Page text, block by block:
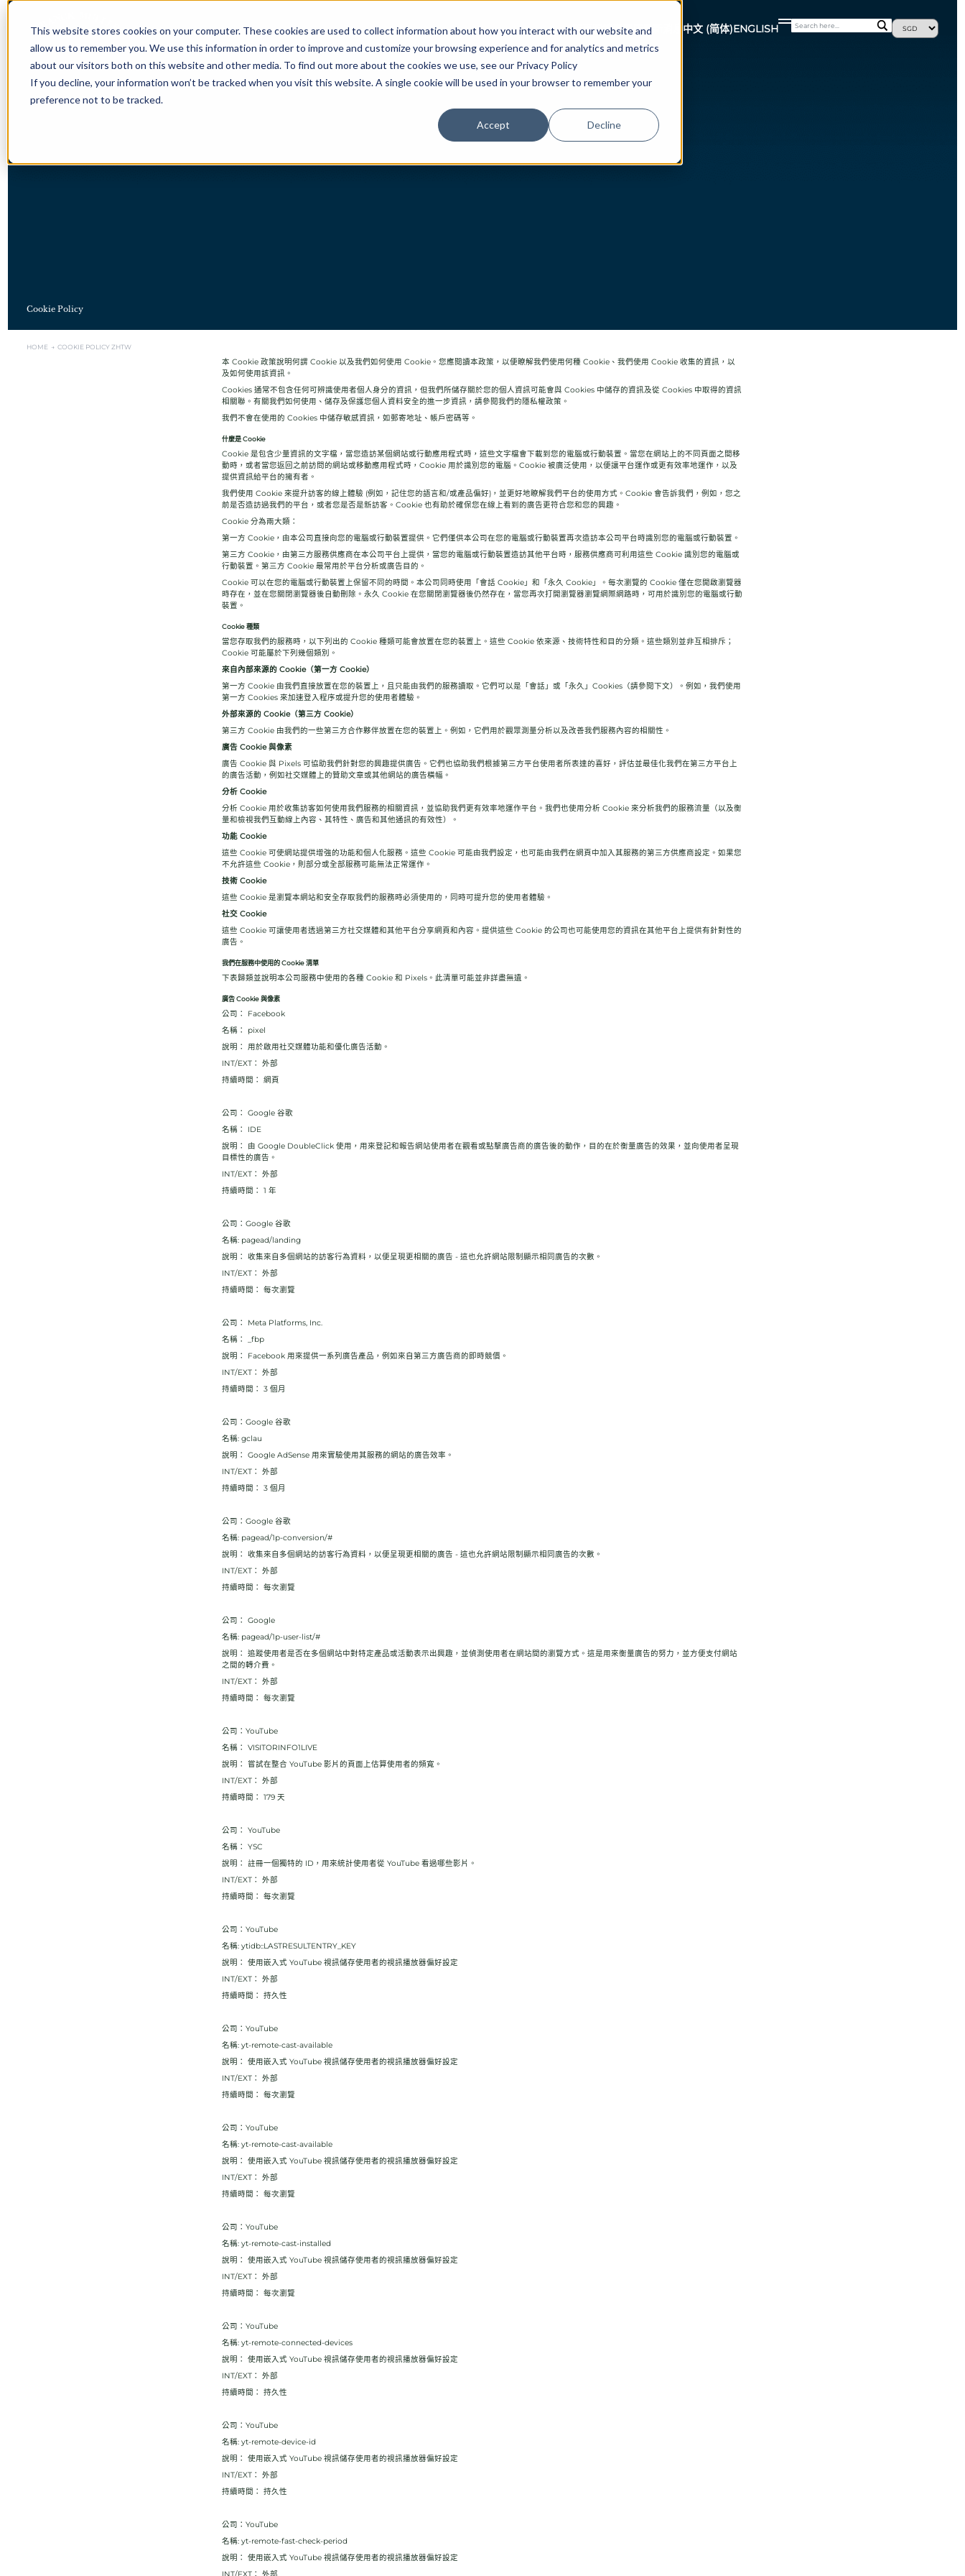
This website stores cookies on your computer. These cookies are used to collect information about how you interact with our website and
allow us to remember you. We use this information in order to improve and customize your browsing experience and for analytics and metrics
about our visitors both on this website and other media. To find out more about the cookies we use, see our Privacy Policy
If you decline, your information won’t be tracked when you visit this website. A single cookie will be used in your browser to remember your
preference not to be tracked.
Accept Decline
首頁腕錶專賣店最新消息 中文 (简体)ENGLISH
Cookie Policy
HOME →COOKIE POLICY ZHTW
本 Cookie 政策說明何謂 Cookie 以及我們如何使用 Cookie。您應閱讀本政策，以便瞭解我們使用何種 Cookie、我們使用 Cookie 收集的資訊，以
及如何使用該資訊。
Cookies 通常不包含任何可辨識使用者個人身分的資訊，但我們所儲存關於您的個人資訊可能會與 Cookies 中儲存的資訊及從 Cookies 中取得的資訊
相關聯。有關我們如何使用、儲存及保護您個人資料安全的進一步資訊，請參閱我們的隱私權政策。
我們不會在使用的 Cookies 中儲存敏感資訊，如郵寄地址、帳戶密碼等。
什麼是 Cookie
Cookie 是包含少量資訊的文字檔，當您造訪某個網站或行動應用程式時，這些文字檔會下載到您的電腦或行動裝置。當您在網站上的不同頁面之間移
動時，或者當您返回之前訪問的網站或移動應用程式時，Cookie 用於識別您的電腦。Cookie 被廣泛使用，以便讓平台運作或更有效率地運作，以及
提供資訊給平台的擁有者。
我們使用 Cookie 來提升訪客的線上體驗 (例如，記住您的語言和/或產品偏好)，並更好地瞭解我們平台的使用方式。Cookie 會告訴我們，例如，您之
前是否造訪過我們的平台，或者您是否是新訪客。Cookie 也有助於確保您在線上看到的廣告更符合您和您的興趣。
Cookie 分為兩大類：
第一方 Cookie，由本公司直接向您的電腦或行動裝置提供。它們僅供本公司在您的電腦或行動裝置再次造訪本公司平台時識別您的電腦或行動裝置。
第三方 Cookie，由第三方服務供應商在本公司平台上提供，當您的電腦或行動裝置造訪其他平台時，服務供應商可利用這些 Cookie 識別您的電腦或
行動裝置。第三方 Cookie 最常用於平台分析或廣告目的。
Cookie 可以在您的電腦或行動裝置上保留不同的時間。本公司同時使用「會話 Cookie」和「永久 Cookie」。每次瀏覽的 Cookie 僅在您開啟瀏覽器
時存在，並在您關閉瀏覽器後自動刪除。永久 Cookie 在您關閉瀏覽器後仍然存在，當您再次打開瀏覽器瀏覽網際網路時，可用於識別您的電腦或行動
裝置。
Cookie 種類
當您存取我們的服務時，以下列出的 Cookie 種類可能會放置在您的裝置上。這些 Cookie 依來源、技術特性和目的分類。這些類別並非互相排斥；
Cookie 可能屬於下列幾個類別。
來自內部來源的 Cookie（第一方 Cookie）
第一方 Cookie 由我們直接放置在您的裝置上，且只能由我們的服務讀取。它們可以是「會話」或「永久」Cookies（請參閱下文）。例如，我們使用
第一方 Cookies 來加速登入程序或提升您的使用者體驗。
外部來源的 Cookie（第三方 Cookie）
第三方 Cookie 由我們的一些第三方合作夥伴放置在您的裝置上。例如，它們用於觀眾測量分析以及改善我們服務內容的相關性。
廣告 Cookie 與像素
廣告 Cookie 與 Pixels 可協助我們針對您的興趣提供廣告。它們也協助我們根據第三方平台使用者所表達的喜好，評估並最佳化我們在第三方平台上
的廣告活動，例如社交媒體上的贊助文章或其他網站的廣告橫幅。
分析 Cookie
分析 Cookie 用於收集訪客如何使用我們服務的相關資訊，並協助我們更有效率地運作平台。我們也使用分析 Cookie 來分析我們的服務流量（以及衡
量和檢視我們互動線上內容、其特性、廣告和其他通訊的有效性）。
功能 Cookie
這些 Cookie 可使網站提供增強的功能和個人化服務。這些 Cookie 可能由我們設定，也可能由我們在網頁中加入其服務的第三方供應商設定。如果您
不允許這些 Cookie，則部分或全部服務可能無法正常運作。
技術 Cookie
這些 Cookie 是瀏覽本網站和安全存取我們的服務時必須使用的，同時可提升您的使用者體驗。
社交 Cookie
這些 Cookie 可讓使用者透過第三方社交媒體和其他平台分享網頁和內容。提供這些 Cookie 的公司也可能使用您的資訊在其他平台上提供有針對性的
廣告。
我們在服務中使用的 Cookie 清單
下表歸類並說明本公司服務中使用的各種 Cookie 和 Pixels。此清單可能並非詳盡無遺。
廣告 Cookie 與像素
公司： Facebook
名稱： pixel
說明： 用於啟用社交媒體功能和優化廣告活動。
INT/EXT： 外部
持續時間： 網頁
公司： Google 谷歌
名稱： IDE
說明： 由 Google DoubleClick 使用，用來登記和報告網站使用者在觀看或點擊廣告商的廣告後的動作，目的在於衡量廣告的效果，並向使用者呈現
目標性的廣告。
INT/EXT： 外部
持續時間： 1 年
公司：Google 谷歌
名稱: pagead/landing
說明： 收集來自多個網站的訪客行為資料，以便呈現更相關的廣告 - 這也允許網站限制顯示相同廣告的次數。
INT/EXT： 外部
持續時間： 每次瀏覽
公司： Meta Platforms, Inc.
名稱： _fbp
說明： Facebook 用來提供一系列廣告產品，例如來自第三方廣告商的即時競價。
INT/EXT： 外部
持續時間： 3 個月
公司：Google 谷歌
名稱: gclau
說明： Google AdSense 用來實驗使用其服務的網站的廣告效率。
INT/EXT： 外部
持續時間： 3 個月
公司：Google 谷歌
名稱: pagead/1p-conversion/#
說明： 收集來自多個網站的訪客行為資料，以便呈現更相關的廣告 - 這也允許網站限制顯示相同廣告的次數。
INT/EXT： 外部
持續時間： 每次瀏覽
公司： Google
名稱: pagead/1p-user-list/#
說明： 追蹤使用者是否在多個網站中對特定產品或活動表示出興趣，並偵測使用者在網站間的瀏覽方式。這是用來衡量廣告的努力，並方便支付網站
之間的轉介費。
INT/EXT： 外部
持續時間： 每次瀏覽
公司：YouTube
名稱： VISITORINFO1LIVE
說明： 嘗試在整合 YouTube 影片的頁面上估算使用者的頻寬。
INT/EXT： 外部
持續時間： 179 天
公司： YouTube
名稱： YSC
說明： 註冊一個獨特的 ID，用來統計使用者從 YouTube 看過哪些影片。
INT/EXT： 外部
持續時間： 每次瀏覽
公司：YouTube
名稱: ytidb::LASTRESULTENTRY_KEY
說明： 使用嵌入式 YouTube 視訊儲存使用者的視訊播放器偏好設定
INT/EXT： 外部
持續時間： 持久性
公司：YouTube
名稱: yt-remote-cast-available
說明： 使用嵌入式 YouTube 視訊儲存使用者的視訊播放器偏好設定
INT/EXT： 外部
持續時間： 每次瀏覽
公司：YouTube
名稱: yt-remote-cast-available
說明： 使用嵌入式 YouTube 視訊儲存使用者的視訊播放器偏好設定
INT/EXT： 外部
持續時間： 每次瀏覽
公司：YouTube
名稱: yt-remote-cast-installed
說明： 使用嵌入式 YouTube 視訊儲存使用者的視訊播放器偏好設定
INT/EXT： 外部
持續時間： 每次瀏覽
公司：YouTube
名稱: yt-remote-connected-devices
說明： 使用嵌入式 YouTube 視訊儲存使用者的視訊播放器偏好設定
INT/EXT： 外部
持續時間： 持久性
公司：YouTube
名稱: yt-remote-device-id
說明： 使用嵌入式 YouTube 視訊儲存使用者的視訊播放器偏好設定
INT/EXT： 外部
持續時間： 持久性
公司：YouTube
名稱: yt-remote-fast-check-period
說明： 使用嵌入式 YouTube 視訊儲存使用者的視訊播放器偏好設定